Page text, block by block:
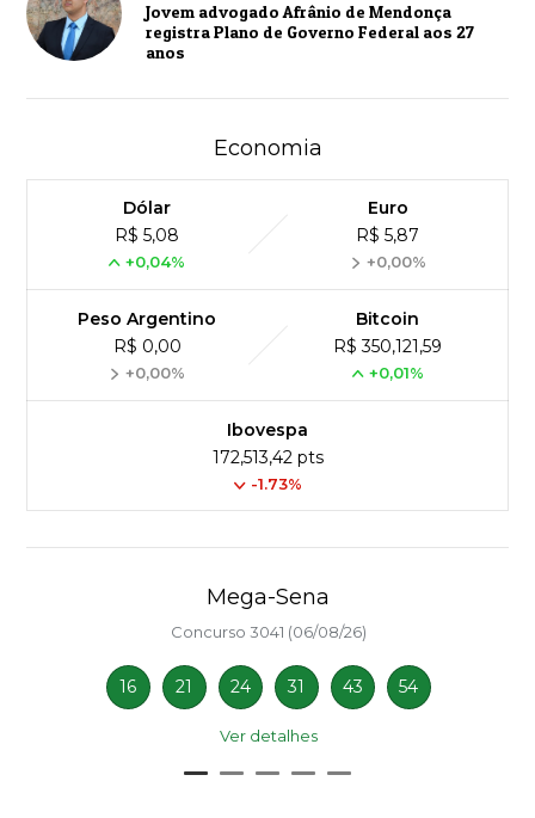
Jovem advogado Afrânio de Mendonça
registra Plano de Governo Federal aos 27
anos
Economia
Dólar
R$ 5,08
+0,04%
Euro
R$ 5,87
+0,00%
Peso Argentino
R$ 0,00
+0,00%
Bitcoin
R$ 350,121,59
+0,01%
Ibovespa
172,513,42 pts
-1.73%
Mega-Sena
Concurso 3041 (06/08/26)
16 21 24 31 43 54
Ver detalhes